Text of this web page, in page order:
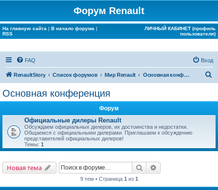
Форум Renault
На главную сайта | В начало форума |
RSS
ЛИЧНЫЙ КАБИНЕТ (профиль
пользователя)
FAQ Вход
RenaultStory Список форумов Мир Renault Основная конференция
Основная конференция
Форум
Официальные дилеры Renault
Обсуждаем официальных дилеров, их достоинства и недостатки.
Общаемся с официальными дилерами. Приглашаем к обсуждению
представителей официальных дилеров!
Темы: 1
Новая тема Поиск
9 тем • Страница 1 из 1